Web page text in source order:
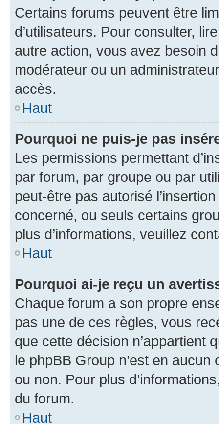
Certains forums peuvent être
d’utilisateurs. Pour consulter,
autre action, vous avez besoin
modérateur ou un
accès.
Haut
Pourquoi ne puis-je pas
Les permissions permettant
par forum, par groupe ou par
peut-être pas autorisé
concerné, ou seuls certains
plus d’informations, veuillez
Haut
Pourquoi ai-je reçu un
Chaque forum a son propre
pas une de ces règles, vous
que cette décision n’appartient
le phpBB Group n’est en
ou non. Pour plus
du forum.
Haut